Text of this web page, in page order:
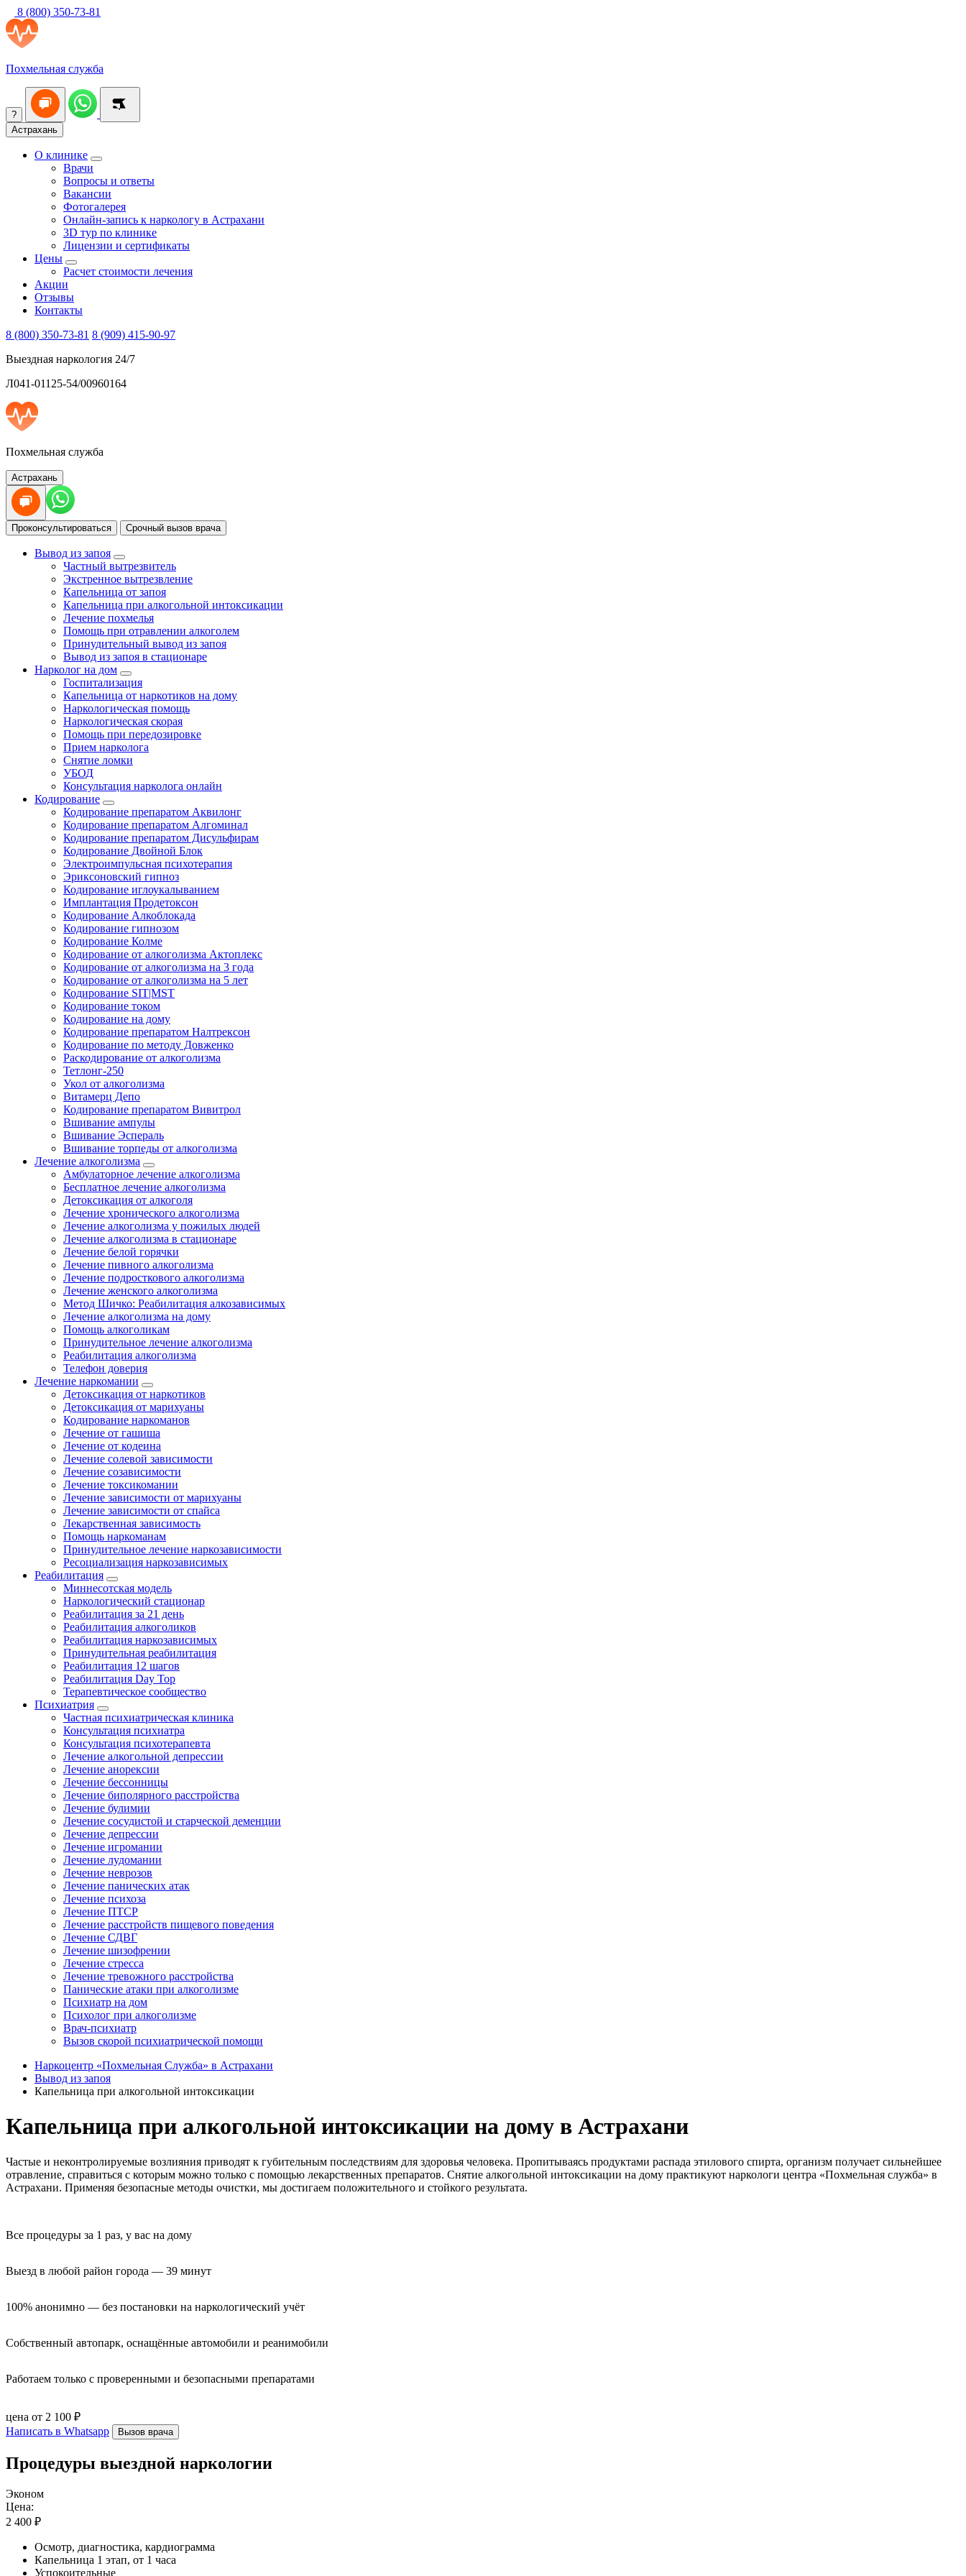
8 (800) 350-73-81
Похмельная служба
?
Астрахань
О клинике
Врачи
Вопросы и ответы
Вакансии
Фотогалерея
Онлайн-запись к наркологу в Астрахани
3D тур по клинике
Лицензии и сертификаты
Цены
Расчет стоимости лечения
Акции
Отзывы
Контакты
8 (800) 350-73-81 8 (909) 415-90-97
Выездная наркология 24/7
Л041-01125-54/00960164
Похмельная служба
Астрахань
Проконсультироваться Срочный вызов врача
Вывод из запоя
Частный вытрезвитель
Экстренное вытрезвление
Капельница от запоя
Капельница при алкогольной интоксикации
Лечение похмелья
Помощь при отравлении алкоголем
Принудительный вывод из запоя
Вывод из запоя в стационаре
Нарколог на дом
Госпитализация
Капельница от наркотиков на дому
Наркологическая помощь
Наркологическая скорая
Помощь при передозировке
Прием нарколога
Снятие ломки
УБОД
Консультация нарколога онлайн
Кодирование
Кодирование препаратом Аквилонг
Кодирование препаратом Алгоминал
Кодирование препаратом Дисульфирам
Кодирование Двойной Блок
Электроимпульсная психотерапия
Эриксоновский гипноз
Кодирование иглоукалыванием
Имплантация Продетоксон
Кодирование Алкоблокада
Кодирование гипнозом
Кодирование Колме
Кодирование от алкоголизма Актоплекс
Кодирование от алкоголизма на 3 года
Кодирование от алкоголизма на 5 лет
Кодирование SIT|MST
Кодирование током
Кодирование на дому
Кодирование препаратом Налтрексон
Кодирование по методу Довженко
Раскодирование от алкоголизма
Тетлонг-250
Укол от алкоголизма
Витамерц Депо
Кодирование препаратом Вивитрол
Вшивание ампулы
Вшивание Эспераль
Вшивание торпеды от алкоголизма
Лечение алкоголизма
Амбулаторное лечение алкоголизма
Бесплатное лечение алкоголизма
Детоксикация от алкоголя
Лечение хронического алкоголизма
Лечение алкоголизма у пожилых людей
Лечение алкоголизма в стационаре
Лечение белой горячки
Лечение пивного алкоголизма
Лечение подросткового алкоголизма
Лечение женского алкоголизма
Метод Шичко: Реабилитация алкозависимых
Лечение алкоголизма на дому
Помощь алкоголикам
Принудительное лечение алкоголизма
Реабилитация алкоголизма
Телефон доверия
Лечение наркомании
Детоксикация от наркотиков
Детоксикация от марихуаны
Кодирование наркоманов
Лечение от гашиша
Лечение от кодеина
Лечение солевой зависимости
Лечение созависимости
Лечение токсикомании
Лечение зависимости от марихуаны
Лечение зависимости от спайса
Лекарственная зависимость
Помощь наркоманам
Принудительное лечение наркозависимости
Ресоциализация наркозависимых
Реабилитация
Миннесотская модель
Наркологический стационар
Реабилитация за 21 день
Реабилитация алкоголиков
Реабилитация наркозависимых
Принудительная реабилитация
Реабилитация 12 шагов
Реабилитация Day Top
Терапевтическое сообщество
Психиатрия
Частная психиатрическая клиника
Консультация психиатра
Консультация психотерапевта
Лечение алкогольной депрессии
Лечение анорексии
Лечение бессонницы
Лечение биполярного расстройства
Лечение булимии
Лечение сосудистой и старческой деменции
Лечение депрессии
Лечение игромании
Лечение лудомании
Лечение неврозов
Лечение панических атак
Лечение психоза
Лечение ПТСР
Лечение расстройств пищевого поведения
Лечение СДВГ
Лечение шизофрении
Лечение стресса
Лечение тревожного расстройства
Панические атаки при алкоголизме
Психиатр на дом
Психолог при алкоголизме
Врач-психиатр
Вызов скорой психиатрической помощи
Наркоцентр «Похмельная Служба» в Астрахани
Вывод из запоя
Капельница при алкогольной интоксикации
Капельница при алкогольной интоксикации на дому в Астрахани
Частые и неконтролируемые возлияния приводят к губительным последствиям для здоровья человека. Пропитываясь продуктами распада этилового спирта, организм получает сильнейшее
отравление, справиться с которым можно только с помощью лекарственных препаратов. Снятие алкогольной интоксикации на дому практикуют наркологи центра «Похмельная служба» в
Астрахани. Применяя безопасные методы очистки, мы достигаем положительного и стойкого результата.
Все процедуры за 1 раз, у вас на дому
Выезд в любой район города — 39 минут
100% анонимно — без постановки на наркологический учёт
Собственный автопарк, оснащённые автомобили и реанимобили
Работаем только с проверенными и безопасными препаратами
цена от 2 100 ₽
Написать в Whatsapp
Вызов врача
Процедуры выездной наркологии
Эконом
Цена:
2 400 ₽
Осмотр, диагностика, кардиограмма
Капельница 1 этап, от 1 часа
Успокоительные